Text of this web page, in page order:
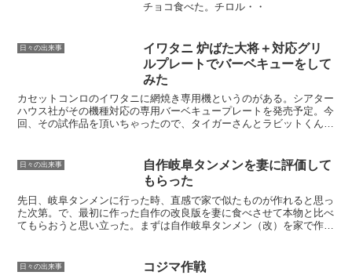
チョコ食べた。チロル・・
日々の出来事
イワタニ 炉ばた大将＋対応グリ
ルプレートでバーベキューをして
みた
カセットコンロのイワタニに網焼き専用機というのがある。シアター
ハウス社がその機種対応の専用バーベキュープレートを発売予定。今
回、その試作品を頂いちゃったので、タイガーさんとラビットくんと
日々の出来事
自作岐阜タンメンを妻に評価して
もらった
先日、岐阜タンメンに行った時、直感で家で似たものが作れると思っ
た次第。で、最初に作った自作の改良版を妻に食べさせて本物と比べ
てもらおうと思い立った。まずは自作岐阜タンメン（改）を家で作っ
日々の出来事 コジマ作戦